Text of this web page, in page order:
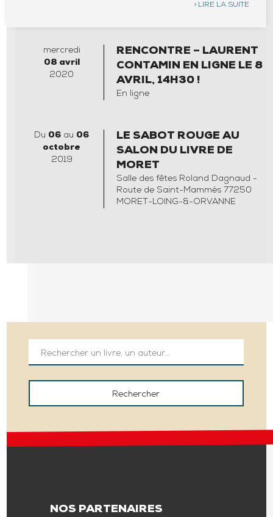
LIRE LA SUITE
mercredi
08 avril
2020
RENCONTRE – LAURENT
CONTAMIN EN LIGNE LE 8
AVRIL, 14H30 !
En ligne
Du 06 au 06
octobre
2019
LE SABOT ROUGE AU
SALON DU LIVRE DE
MORET
Salle des fêtes Roland Dagnaud -
Route de Saint-Mammès 77250
MORET-LOING-&-ORVANNE
NOS PARTENAIRES